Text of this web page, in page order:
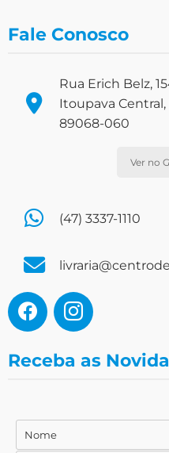
Fale Conosco
Rua Erich Belz,
Itoupava
89068-060
Ver no
(47) 3337-1110
Receba as
Nome
Nome